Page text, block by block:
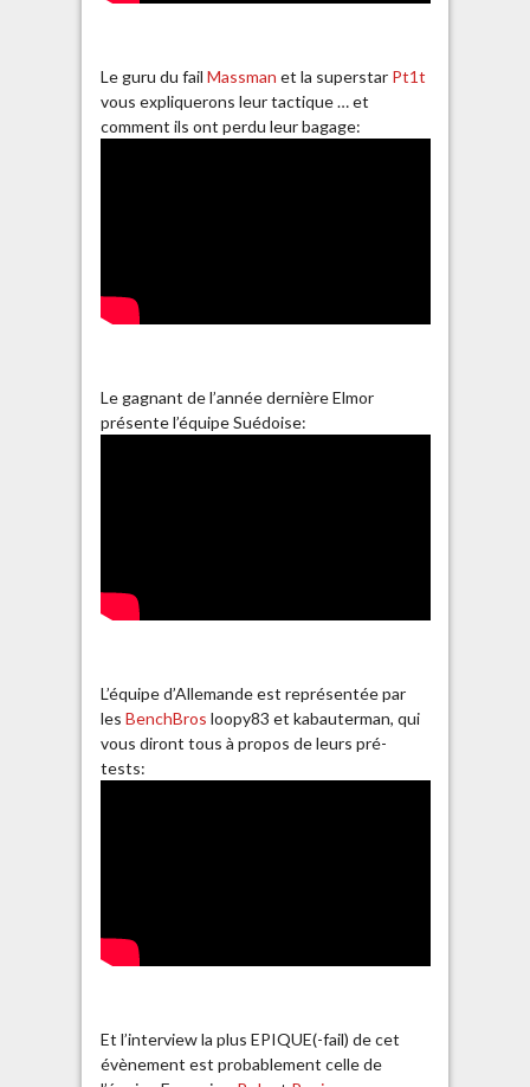
Le guru du fail Massman et la superstar Pt1t
vous expliquerons leur tactique … et
comment ils ont perdu leur bagage:
Le gagnant de l’année dernière Elmor
présente l’équipe Suédoise:
L’équipe d’Allemande est représentée par
les BenchBros loopy83 et kabauterman, qui
vous diront tous à propos de leurs pré-
tests:
Et l’interview la plus EPIQUE(-fail) de cet
évènement est probablement celle de